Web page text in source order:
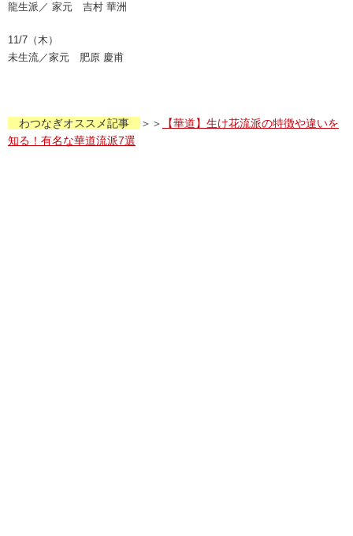
龍生派／ 家元 吉村 華洲
11/7（木）
未生流／家元 肥原 慶甫
わつなぎオススメ記事 ＞＞
【華道】生け花流派の特徴や違いを
知る！有名な華道流派7選